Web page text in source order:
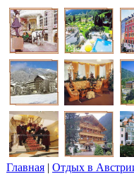
Главная | Отдых в